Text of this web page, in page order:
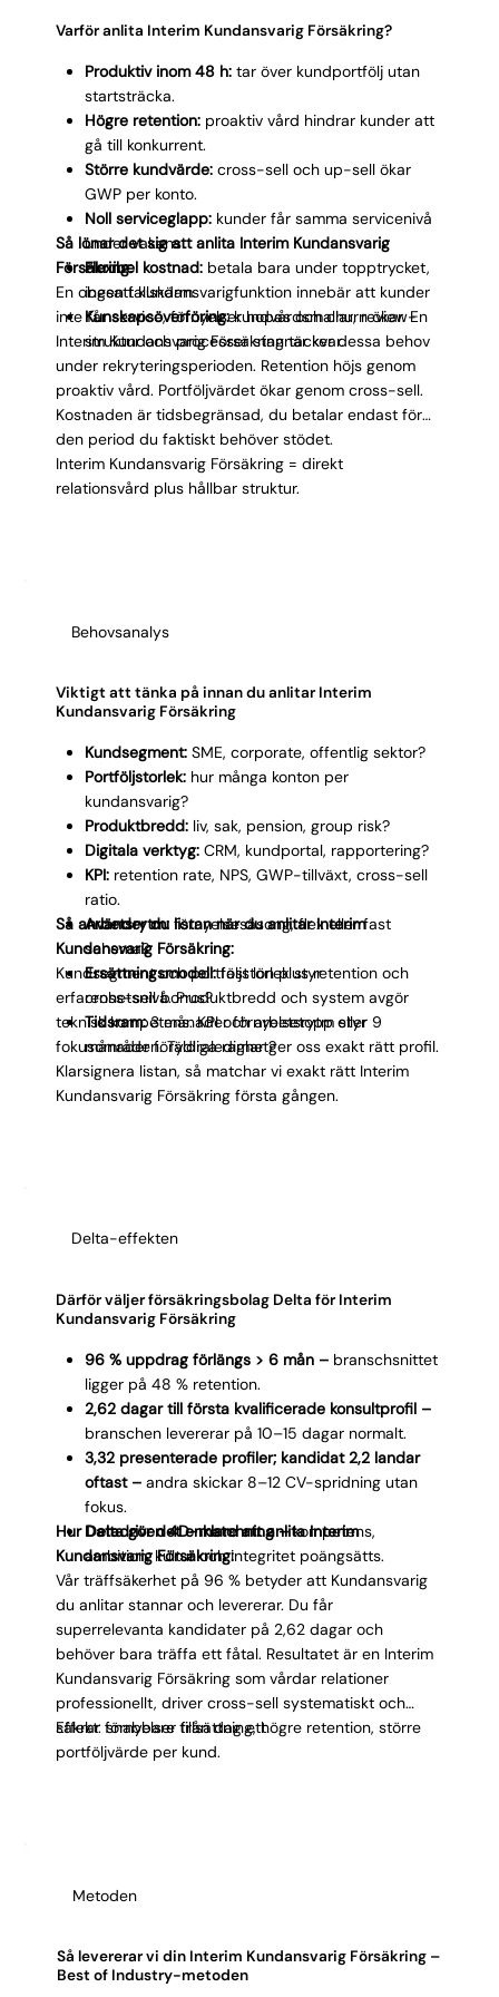
Varför anlita Interim Kundansvarig Försäkring?
Produktiv inom 48 h:tar över kundportfölj utan
startsträcka.
Högre retention:proaktiv vård hindrar kunder att
gå till konkurrent.
Större kundvärde:cross-sell och up-sell ökar
GWP per konto.
Noll serviceglapp:kunder får samma servicenivå
under vakans.
Flexibel kostnad: betala bara under topptrycket,
ingen fallskärm.
Kunskapsöverföring:kundvårdsmallar, review-
struktur och processer stannar kvar.
Så lönar det sig att anlita Interim Kundansvarig
Försäkring:
En obesatt kundansvarigfunktion innebär att kunder
inte får service, förnyelser hopas och churn ökar. En
Interim Kundansvarig Försäkring täcker dessa behov
under rekryteringsperioden. Retention höjs genom
proaktiv vård. Portföljvärdet ökar genom cross-sell.
Kostnaden är tidsbegränsad, du betalar endast för
den period du faktiskt behöver stödet.
Interim Kundansvarig Försäkring = direkt
relationsvård plus hållbar struktur.
Behovsanalys
Viktigt att tänka på innan du anlitar Interim
Kundansvarig Försäkring
Kundsegment: SME, corporate, offentlig sektor?
Portföljstorlek: hur många konton per
kundansvarig?
Produktbredd:liv, sak, pension, group risk?
Digitala verktyg:CRM, kundportal, rapportering?
KPI:retention rate, NPS, GWP-tillväxt, cross-sell
ratio.
Arbetsrytm: förnyelsesäsong, flex eller fast
schema?
Ersättningsmodell:fast lön plus retention och
cross-sell bonus?
Tidsram:3 månader förnyelsetopp eller 9
månader föräldraledighet?
Så använder du listan när du anlitar Interim
Kundansvarig Försäkring:
Kundsegment och portföljstorlek styr
erfarenhetsnivå. Produktbredd och system avgör
teknisk kompetens. KPI och arbetsrytm styr
fokusområden. Tydliga ramar ger oss exakt rätt profil.
Klarsignera listan, så matchar vi exakt rätt Interim
Kundansvarig Försäkring första gången.
Delta-effekten
Därför väljer försäkringsbolag Delta för Interim
Kundansvarig Försäkring
96 % uppdrag förlängs > 6 mån –branschsnittet
ligger på 48 % retention.
2,62 dagar till första kvalificerade konsultprofil –
branschen levererar på 10–15 dagar normalt.
3,32 presenterade profiler; kandidat 2,2 landar
oftast –andra skickar 8–12 CV-spridning utan
fokus.
Datadriven 4D-matchning –kompetens,
ambition, kultur och integritet poängsätts.
Hur Delta gör det enklare att anlita Interim
Kundansvarig Försäkring:
Vår träffsäkerhet på 96 % betyder att Kundansvarig
du anlitar stannar och levererar. Du får
superrelevanta kandidater på 2,62 dagar och
behöver bara träffa ett fåtal. Resultatet är en Interim
Kundansvarig Försäkring som vårdar relationer
professionellt, driver cross-sell systematiskt och
säkrar förnyelser från dag ett.
Effekt: snabbare tillsättning, högre retention, större
portföljvärde per kund.
Metoden
Så levererar vi din Interim Kundansvarig Försäkring –
Best of Industry-metoden